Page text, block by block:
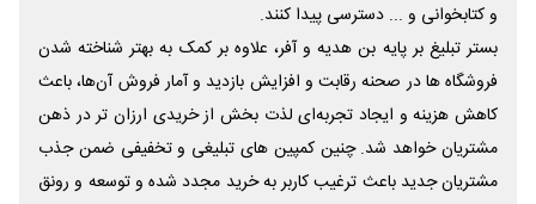
و کتابخوانی و ... دسترسی پیدا کنند.
بستر تبلیغ بر پایه بن هدیه و آفر، علاوه بر کمک به بهتر شناخته شدن
فروشگاه ها در صحنه رقابت و افزایش بازدید و آمار فروش آن‌ها، باعث
کاهش هزینه و ایجاد تجربه‌ای لذت بخش از خریدی ارزان تر در ذهن
مشتریان خواهد شد. چنین کمپین های تبلیغی و تخفیفی ضمن جذب
مشتریان جدید باعث ترغیب کاربر به خرید مجدد شده و توسعه و رونق